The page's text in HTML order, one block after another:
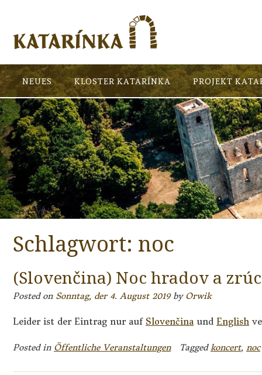
NEUES KLOSTER KATARÍNKA PROJEKT
Schlagwort: noc
(Slovenčina) Noc hradov a
Posted on Sonntag, der 4. August 2019by Orwik
Leider ist der Eintrag nur auf Slovenčina und English
Posted in Öffentliche Veranstaltungen Taggedkoncert, noc